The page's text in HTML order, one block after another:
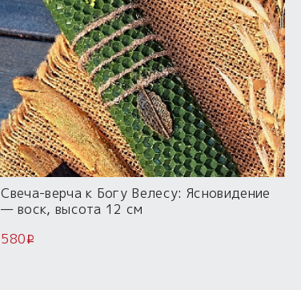
Свеча-верча к Богу Велесу: Ясновидение
— воск, высота 12 см
580i